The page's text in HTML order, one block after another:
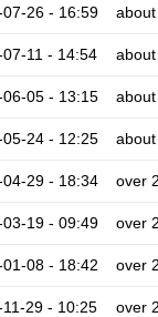
07-26 - 16:59
07-11 - 14:54
06-05 - 13:15
05-24 - 12:25
04-29 - 18:34 over
03-19 - 09:49 over
01-08 - 18:42 over
11-29 - 10:25 over